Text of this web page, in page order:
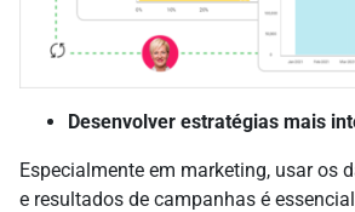
Desenvolver estratégias mais
Especialmente em marketing, usar os
e resultados de campanhas é